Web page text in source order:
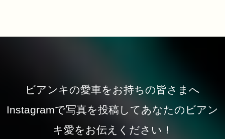
ビアンキの愛車をお持ちの皆さまへ
Instagramで写真を投稿してあなたのビアン
キ愛をお伝えください！